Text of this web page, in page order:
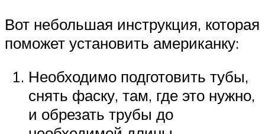
Вот небольшая инструкция, которая
поможет установить американку:
Необходимо подготовить тубы,
снять фаску, там, где это нужно,
и обрезать трубы до